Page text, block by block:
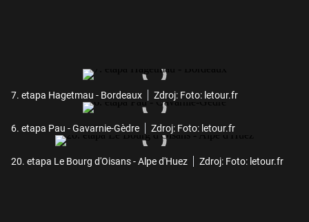
7. etapa Hagetmau - Bordeaux Zdroj: Foto: letour.fr
6. etapa Pau - Gavarnie-Gèdre Zdroj: Foto: letour.fr
20. etapa Le Bourg d'Oisans - Alpe d'Huez Zdroj: Foto: letour.fr